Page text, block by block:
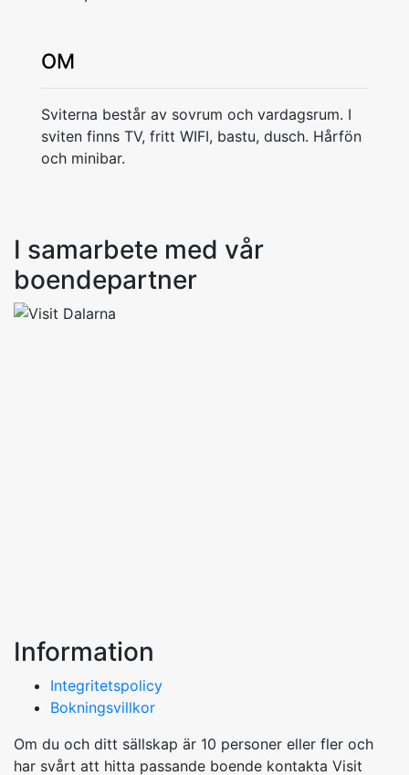
OM
Sviterna består av sovrum och vardagsrum. I
sviten finns TV, fritt WIFI, bastu, dusch. Hårfön
och minibar.
I samarbete med vår
boendepartner
Information
Integritetspolicy
Bokningsvillkor
Om du och ditt sällskap är 10 personer eller fler och
har svårt att hitta passande boende kontakta Visit